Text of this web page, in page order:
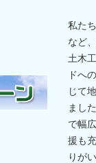
私た
など
土木
ドへ
じて
まし
で幅
援も
りが